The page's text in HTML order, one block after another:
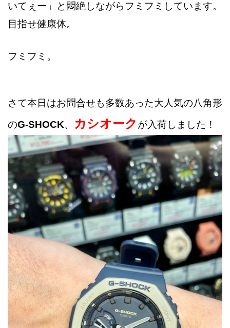
いてぇー」と悶絶しながらフミフミしています。
目指せ健康体。
フミフミ。
さて本日はお問合せも多数あった大人気の八角形
のG-SHOCK、 カシオーク が入荷しました！